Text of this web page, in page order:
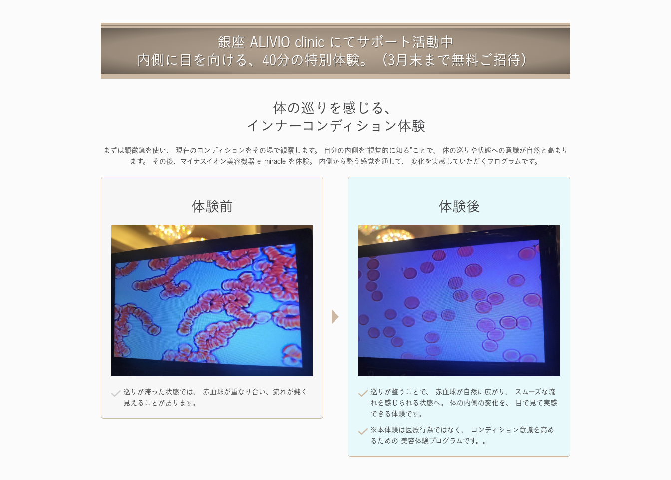
銀座 ALIVIO clinic にてサポート活動中
内側に目を向ける、40分の特別体験。（3月末まで無料ご招待）
体の巡りを感じる、
インナーコンディション体験
まずは顕微鏡を使い、 現在のコンディションをその場で観察します。 自分の内側を“視覚的に知る”ことで、 体の巡りや状態への意識が自然と高まり
ます。 その後、マイナスイオン美容機器 e-miracle を体験。 内側から整う感覚を通して、 変化を実感していただくプログラムです。
体験前
巡りが滞った状態では、 赤血球が重なり合い、流れが鈍く
見えることがあります。
体験後
巡りが整うことで、 赤血球が自然に広がり、 スムーズな流
れを感じられる状態へ。 体の内側の変化を、 目で見て実感
できる体験です。
※本体験は医療行為ではなく、 コンディション意識を高め
るための 美容体験プログラムです。。